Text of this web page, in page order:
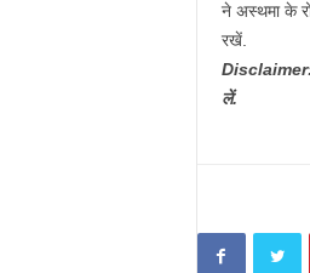
ने अस्थमा के
रखें.
Disclaimer:
लें.